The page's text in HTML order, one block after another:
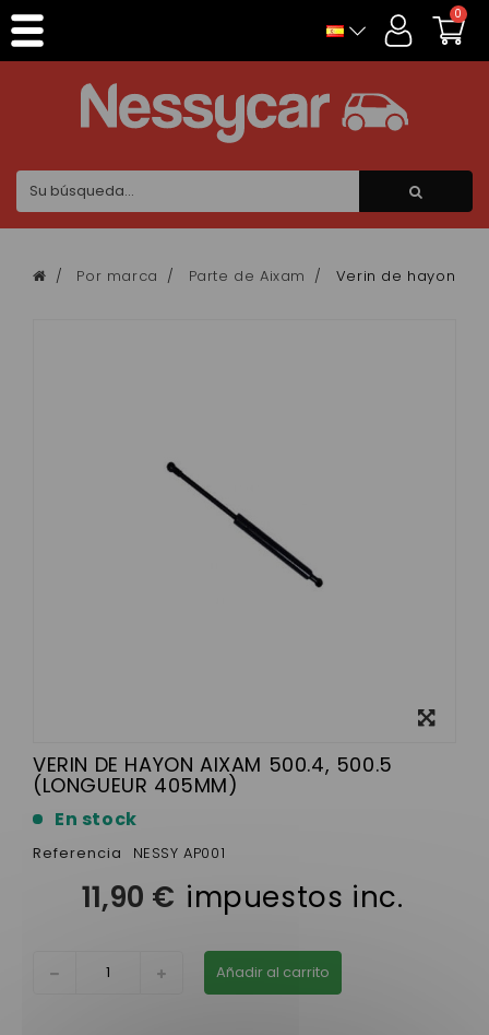
0
Por marca Parte de Aixam Verin de hayon
VERIN DE HAYON AIXAM 500.4, 500.5
(LONGUEUR 405MM)
En stock
Referencia NESSY AP001
11,90 € impuestos inc.
Añadir al carrito
Panel de gestión de cookies